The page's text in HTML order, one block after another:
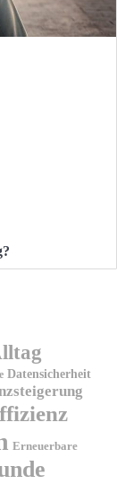
Datensicherheit
Erneuerbare